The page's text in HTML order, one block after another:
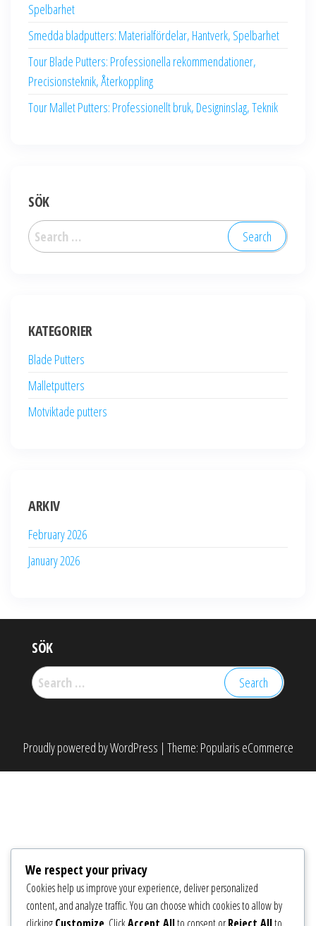
Spelbarhet
Smedda bladputters: Materialfördelar, Hantverk, Spelbarhet
Tour Blade Putters: Professionella rekommendationer,
Precisionsteknik, Återkoppling
Tour Mallet Putters: Professionellt bruk, Designinslag, Teknik
SÖK
Search
for:
KATEGORIER
Blade Putters
Malletputters
Motviktade putters
ARKIV
February 2026
January 2026
SÖK
Search
for:
Proudly powered byWordPress | Theme: Popularis eCommerce
We respect your privacy
Cookies help us improve your experience, deliver personalized
content, and analyze traffic. You can choose which cookies to allow by